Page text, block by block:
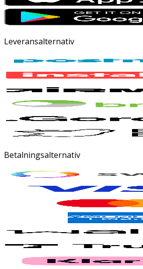
Leveransalternativ
Betalningsalternativ